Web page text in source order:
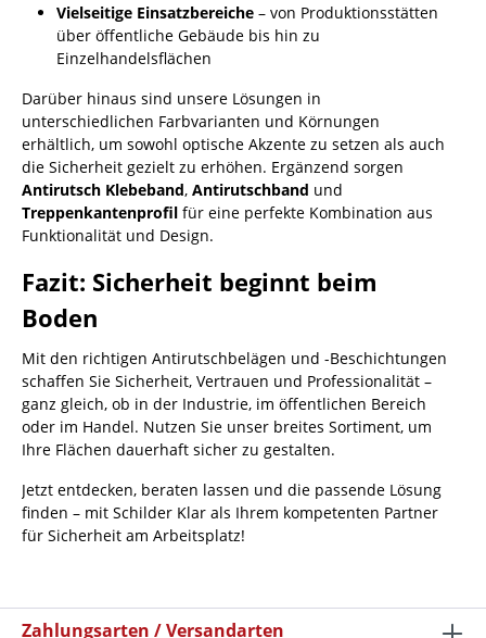
Vielseitige Einsatzbereiche – von Produktionsstätten
über öffentliche Gebäude bis hin zu
Einzelhandelsflächen
Darüber hinaus sind unsere Lösungen in
unterschiedlichen Farbvarianten und Körnungen
erhältlich, um sowohl optische Akzente zu setzen als auch
die Sicherheit gezielt zu erhöhen. Ergänzend sorgen
Antirutsch Klebeband, Antirutschband und
Treppenkantenprofil für eine perfekte Kombination aus
Funktionalität und Design.
Fazit: Sicherheit beginnt beim
Boden
Mit den richtigen Antirutschbelägen und -Beschichtungen
schaffen Sie Sicherheit, Vertrauen und Professionalität –
ganz gleich, ob in der Industrie, im öffentlichen Bereich
oder im Handel. Nutzen Sie unser breites Sortiment, um
Ihre Flächen dauerhaft sicher zu gestalten.
Jetzt entdecken, beraten lassen und die passende Lösung
finden – mit Schilder Klar als Ihrem kompetenten Partner
für Sicherheit am Arbeitsplatz!
Zahlungsarten / Versandarten